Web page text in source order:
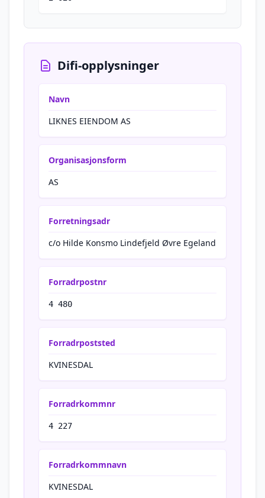
Difi-opplysninger
Navn
LIKNES EIENDOM AS
Organisasjonsform
AS
Forretningsadr
c/o Hilde Konsmo Lindefjeld Øvre Egeland
Forradrpostnr
4 480
Forradrpoststed
KVINESDAL
Forradrkommnr
4 227
Forradrkommnavn
KVINESDAL